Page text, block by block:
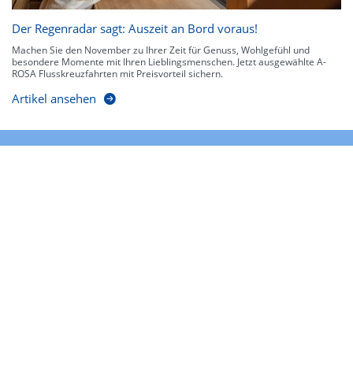
Der Regenradar sagt: Auszeit an Bord voraus!
Machen Sie den November zu Ihrer Zeit für Genuss, Wohlgefühl und
besondere Momente mit Ihren Lieblingsmenschen. Jetzt ausgewählte A-
ROSA Flusskreuzfahrten mit Preisvorteil sichern.
Artikel ansehen